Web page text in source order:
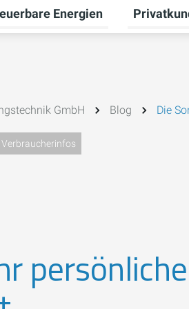
Energien
GmbH Blog Die
Verbraucherinfos